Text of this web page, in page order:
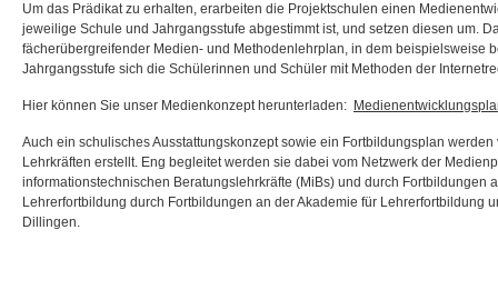
Um das Prädikat zu erhalten, erarbeiten die Projektschulen einen
jeweilige Schule und Jahrgangsstufe abgestimmt ist, und setzen diesen um.
fächerübergreifender Medien- und Methodenlehrplan, in dem beispielsweise
Jahrgangsstufe sich die Schülerinnen und Schüler mit Methoden der
Hier können Sie unser Medienkonzept herunterladen:
Auch ein schulisches Ausstattungskonzept sowie ein Fortbildungsplan
Lehrkräften erstellt. Eng begleitet werden sie dabei vom Netzwerk der
informationstechnischen Beratungslehrkräfte (MiBs) und durch Fortbildungen
Lehrerfortbildung durch Fortbildungen an der Akademie für Lehrerfortbildung
Dillingen.